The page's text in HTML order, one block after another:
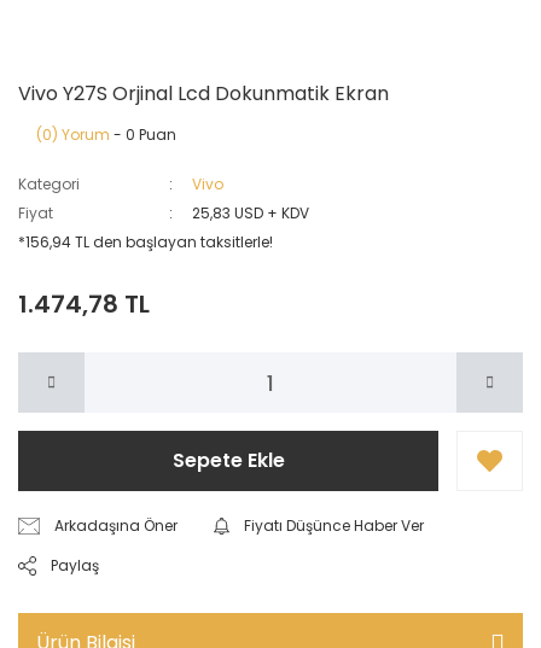
Vivo Y27S Orjinal Lcd Dokunmatik Ekran
(0) Yorum - 0 Puan
Kategori
Vivo
Fiyat
25,83 USD + KDV
*156,94 TL den başlayan taksitlerle!
1.474,78 TL
Sepete Ekle
Arkadaşına Öner
Fiyatı Düşünce Haber Ver
Paylaş